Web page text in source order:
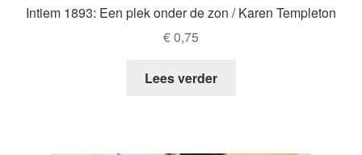
Intiem 1893: Een plek onder de zon / Karen Templeton
€0,75
Lees verder